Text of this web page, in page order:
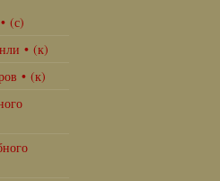
(с)
• (к)
• (к)